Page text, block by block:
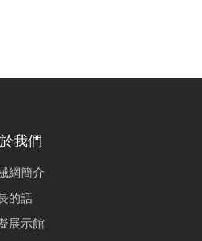
我們
網簡介
的話
展示館